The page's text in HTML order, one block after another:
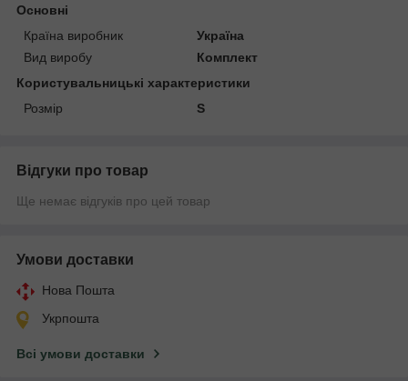
Основні
Країна виробник
Україна
Вид виробу
Комплект
Користувальницькі характеристики
Розмір
S
Відгуки про товар
Ще немає відгуків про цей товар
Умови доставки
Нова Пошта
Укрпошта
Всі умови доставки